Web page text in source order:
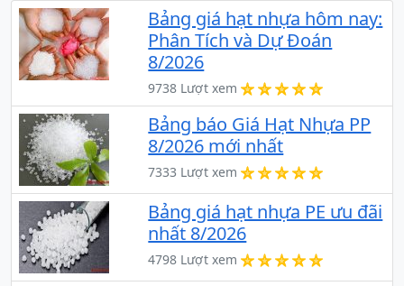
Bảng giá hạt nhựa hôm nay:
Phân Tích và Dự Đoán
8/2026
9738 Lượt xem
Bảng báo Giá Hạt Nhựa PP
8/2026 mới nhất
7333 Lượt xem
Bảng giá hạt nhựa PE ưu đãi
nhất 8/2026
4798 Lượt xem